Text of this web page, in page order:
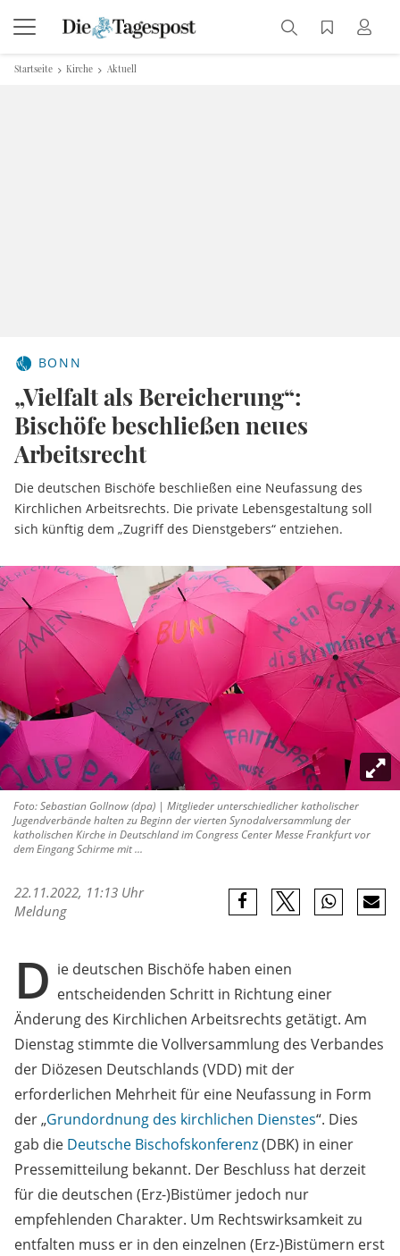
Startseite Kirche Aktuell
BONN
„Vielfalt als Bereicherung“:
Bischöfe beschließen neues
Arbeitsrecht
Die deutschen Bischöfe beschließen eine Neufassung des
Kirchlichen Arbeitsrechts. Die private Lebensgestaltung soll
sich künftig dem „Zugriff des Dienstgebers“ entziehen.
Foto: Sebastian Gollnow (dpa) | Mitglieder unterschiedlicher katholischer
Jugendverbände halten zu Beginn der vierten Synodalversammlung der
katholischen Kirche in Deutschland im Congress Center Messe Frankfurt vor
dem Eingang Schirme mit ...
22.11.2022, 11:13 Uhr
Meldung
D ie deutschen Bischöfe haben einen
entscheidenden Schritt in Richtung einer
Änderung des Kirchlichen Arbeitsrechts getätigt. Am
Dienstag stimmte die Vollversammlung des Verbandes
der Diözesen Deutschlands (VDD) mit der
erforderlichen Mehrheit für eine Neufassung in Form
der „Grundordnung des kirchlichen Dienstes“. Dies
gab die Deutsche Bischofskonferenz(DBK) in einer
Pressemitteilung bekannt. Der Beschluss hat derzeit
für die deutschen (Erz-)Bistümer jedoch nur
empfehlenden Charakter. Um Rechtswirksamkeit zu
entfalten muss er in den einzelnen (Erz-)Bistümern erst